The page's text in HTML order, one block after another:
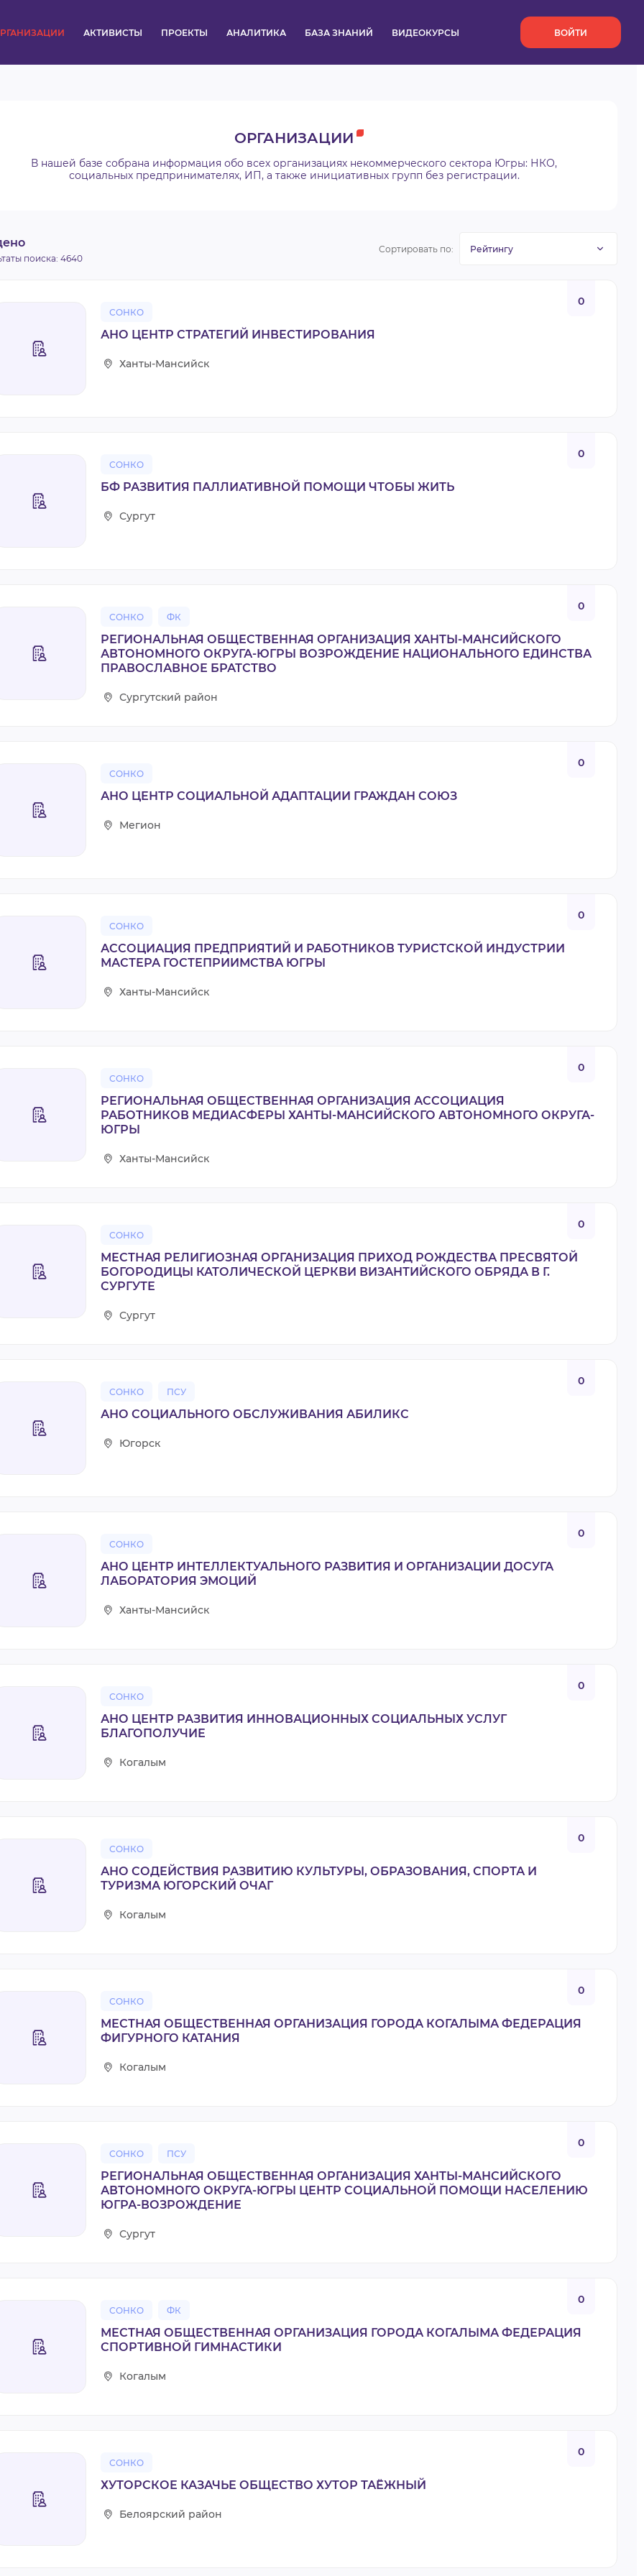
АКТИВИСТЫ ПРОЕКТЫ АНАЛИТИКА БАЗА ЗНАНИЙ ВИДЕОКУРСЫ ВОЙТИ
ОРГАНИЗАЦИИ
АНАЛИТИКА
ВИДЕОКУРСЫ
ОРГАНИЗАЦИИ
В нашей базе собрана информация обо всех организациях некоммерческого сектора Югры: НКО,
социальных предпринимателях, ИП, а также инициативных групп без регистрации.
поиска: 4640
Сортировать по:
СОНКО
0
АНО ЦЕНТР СТРАТЕГИЙ ИНВЕСТИРОВАНИЯ
Ханты-Мансийск
СОНКО
0
БФ РАЗВИТИЯ ПАЛЛИАТИВНОЙ ПОМОЩИ ЧТОБЫ ЖИТЬ
Сургут
СОНКО ФК
0
РЕГИОНАЛЬНАЯ ОБЩЕСТВЕННАЯ ОРГАНИЗАЦИЯ ХАНТЫ-МАНСИЙСКОГО
АВТОНОМНОГО ОКРУГА-ЮГРЫ ВОЗРОЖДЕНИЕ НАЦИОНАЛЬНОГО ЕДИНСТВА
ПРАВОСЛАВНОЕ БРАТСТВО
Сургутский район
СОНКО
0
АНО ЦЕНТР СОЦИАЛЬНОЙ АДАПТАЦИИ ГРАЖДАН СОЮЗ
Мегион
СОНКО
0
АССОЦИАЦИЯ ПРЕДПРИЯТИЙ И РАБОТНИКОВ ТУРИСТСКОЙ ИНДУСТРИИ
МАСТЕРА ГОСТЕПРИИМСТВА ЮГРЫ
Ханты-Мансийск
СОНКО
0
РЕГИОНАЛЬНАЯ ОБЩЕСТВЕННАЯ ОРГАНИЗАЦИЯ АССОЦИАЦИЯ
РАБОТНИКОВ МЕДИАСФЕРЫ ХАНТЫ-МАНСИЙСКОГО АВТОНОМНОГО ОКРУГА-
ЮГРЫ
Ханты-Мансийск
СОНКО
0
МЕСТНАЯ РЕЛИГИОЗНАЯ ОРГАНИЗАЦИЯ ПРИХОД РОЖДЕСТВА ПРЕСВЯТОЙ
БОГОРОДИЦЫ КАТОЛИЧЕСКОЙ ЦЕРКВИ ВИЗАНТИЙСКОГО ОБРЯДА В Г.
СУРГУТЕ
Сургут
СОНКО ПСУ
0
АНО СОЦИАЛЬНОГО ОБСЛУЖИВАНИЯ АБИЛИКС
Югорск
СОНКО
0
АНО ЦЕНТР ИНТЕЛЛЕКТУАЛЬНОГО РАЗВИТИЯ И ОРГАНИЗАЦИИ ДОСУГА
ЛАБОРАТОРИЯ ЭМОЦИЙ
Ханты-Мансийск
СОНКО
0
АНО ЦЕНТР РАЗВИТИЯ ИННОВАЦИОННЫХ СОЦИАЛЬНЫХ УСЛУГ
БЛАГОПОЛУЧИЕ
Когалым
СОНКО
0
АНО СОДЕЙСТВИЯ РАЗВИТИЮ КУЛЬТУРЫ, ОБРАЗОВАНИЯ, СПОРТА И
ТУРИЗМА ЮГОРСКИЙ ОЧАГ
Когалым
СОНКО
0
МЕСТНАЯ ОБЩЕСТВЕННАЯ ОРГАНИЗАЦИЯ ГОРОДА КОГАЛЫМА ФЕДЕРАЦИЯ
ФИГУРНОГО КАТАНИЯ
Когалым
СОНКО ПСУ
0
РЕГИОНАЛЬНАЯ ОБЩЕСТВЕННАЯ ОРГАНИЗАЦИЯ ХАНТЫ-МАНСИЙСКОГО
АВТОНОМНОГО ОКРУГА-ЮГРЫ ЦЕНТР СОЦИАЛЬНОЙ ПОМОЩИ НАСЕЛЕНИЮ
ЮГРА-ВОЗРОЖДЕНИЕ
Сургут
СОНКО ФК
0
МЕСТНАЯ ОБЩЕСТВЕННАЯ ОРГАНИЗАЦИЯ ГОРОДА КОГАЛЫМА ФЕДЕРАЦИЯ
СПОРТИВНОЙ ГИМНАСТИКИ
Когалым
СОНКО
0
ХУТОРСКОЕ КАЗАЧЬЕ ОБЩЕСТВО ХУТОР ТАЁЖНЫЙ
Белоярский район